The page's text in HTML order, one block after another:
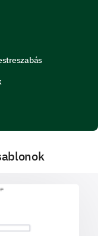
better to
needs.